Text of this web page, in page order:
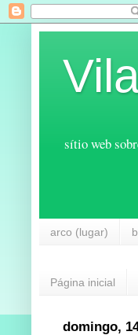
sítio web
arco (lugar)
Página inicial
domingo,